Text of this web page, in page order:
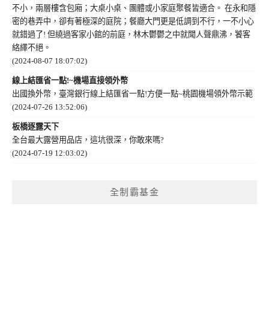
不小，兩層樓含包廂；大桌小桌、團體或小家庭聚餐皆適合。 在永和隱
密的巷弄中，卻有著極深的庭院；餐廳大門更是低調到不行，一不小心
就錯過了! 但繞過客家小館的前庭，林木鬱鬱之中就聞人聲鼎沸，饕客
絡繹不絕。
(2024-08-07 18:07:02)
線上結匯省一點!~機場直接領外幣
出國換外幣，臺灣銀行線上結匯省一點!方便一點~桃園機場領外幣示範
(2024-07-26 13:52:06)
板橋逐露天下
全台最大露營用品店，這坑很深，你敢來嗎?
(2024-07-19 12:03:02)
全制霸基金